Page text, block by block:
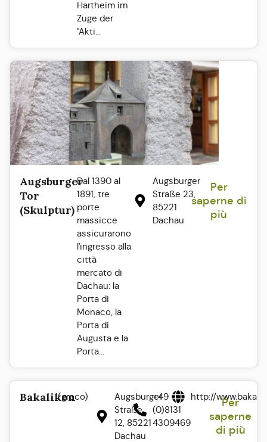
Hartheim im
Zuge der
"Akti...
Augsburger
Tor
(Skulptur)
Dal 1390 al
1891, tre
porte
massicce
assicurarono
l'ingresso alla
città
mercato di
Dachau: la
Porta di
Monaco, la
Porta di
Augusta e la
Porta...
Augsburger
Straße 23,
85221
Dachau
Per
saperne di
più
Bakalikon
(greco)
Augsburger
Straße
12, 85221
Dachau
+49
(0)8131
4309469
http://
Per
saperne
di più